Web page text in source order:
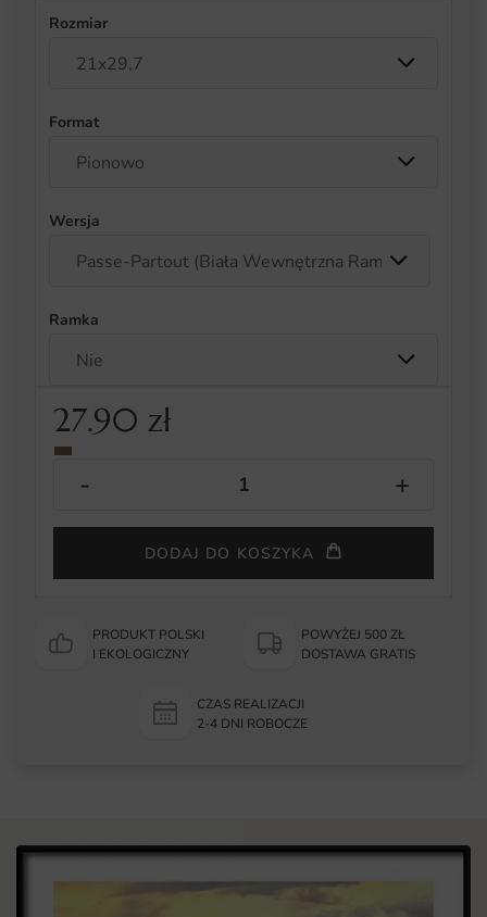
Rozmiar
Format
Wersja
Ramka
27.90 zł
DODAJ DO KOSZYKA
PRODUKT POLSKI
I EKOLOGICZNY
POWYŻEJ 500 ZŁ
DOSTAWA GRATIS
CZAS REALIZACJI
2-4 DNI ROBOCZE